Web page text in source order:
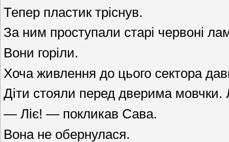
Тепер пластик тріснув.
За ним проступали старі червоні
Вони горіли.
Хоча живлення до цього сектора
Діти стояли перед дверима мовчки.
— Ліє! — покликав Сава.
Вона не обернулася.